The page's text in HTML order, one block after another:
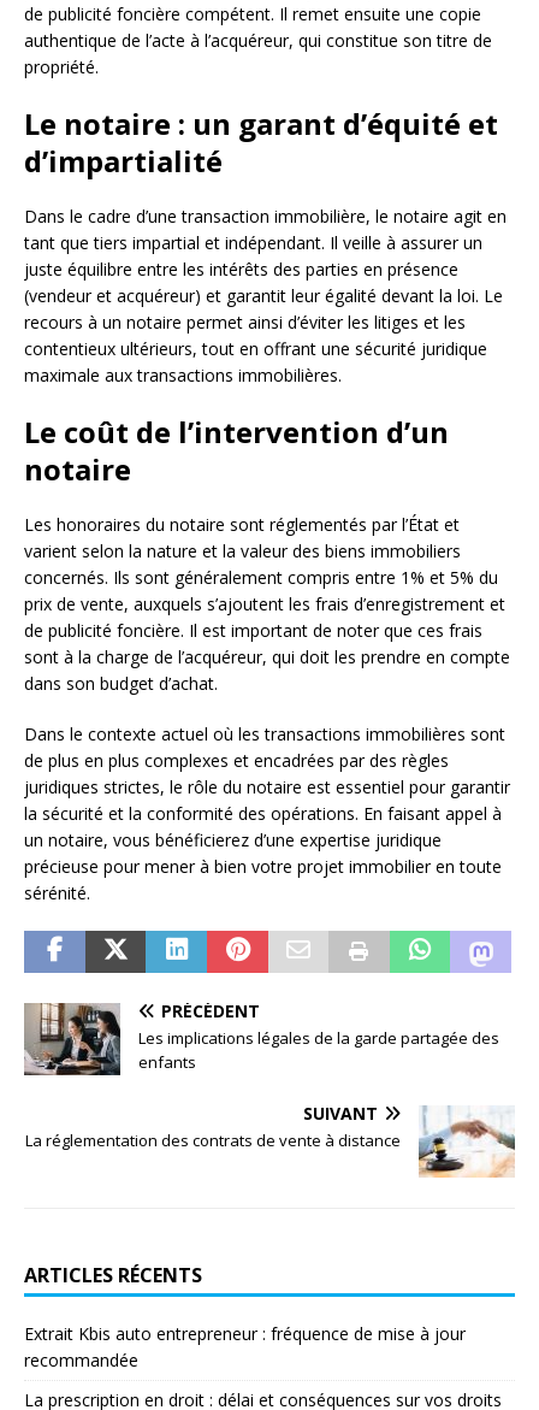
de publicité foncière compétent. Il remet ensuite une copie
authentique de l’acte à l’acquéreur, qui constitue son titre de
propriété.
Le notaire : un garant d’équité et
d’impartialité
Dans le cadre d’une transaction immobilière, le notaire agit en
tant que tiers impartial et indépendant. Il veille à assurer un
juste équilibre entre les intérêts des parties en présence
(vendeur et acquéreur) et garantit leur égalité devant la loi. Le
recours à un notaire permet ainsi d’éviter les litiges et les
contentieux ultérieurs, tout en offrant une sécurité juridique
maximale aux transactions immobilières.
Le coût de l’intervention d’un
notaire
Les honoraires du notaire sont réglementés par l’État et
varient selon la nature et la valeur des biens immobiliers
concernés. Ils sont généralement compris entre 1% et 5% du
prix de vente, auxquels s’ajoutent les frais d’enregistrement et
de publicité foncière. Il est important de noter que ces frais
sont à la charge de l’acquéreur, qui doit les prendre en compte
dans son budget d’achat.
Dans le contexte actuel où les transactions immobilières sont
de plus en plus complexes et encadrées par des règles
juridiques strictes, le rôle du notaire est essentiel pour garantir
la sécurité et la conformité des opérations. En faisant appel à
un notaire, vous bénéficierez d’une expertise juridique
précieuse pour mener à bien votre projet immobilier en toute
sérénité.
PRÉCÉDENT
Les implications légales de la garde partagée des
enfants
SUIVANT
La réglementation des contrats de vente à distance
ARTICLES RÉCENTS
Extrait Kbis auto entrepreneur : fréquence de mise à jour
recommandée
La prescription en droit : délai et conséquences sur vos droits